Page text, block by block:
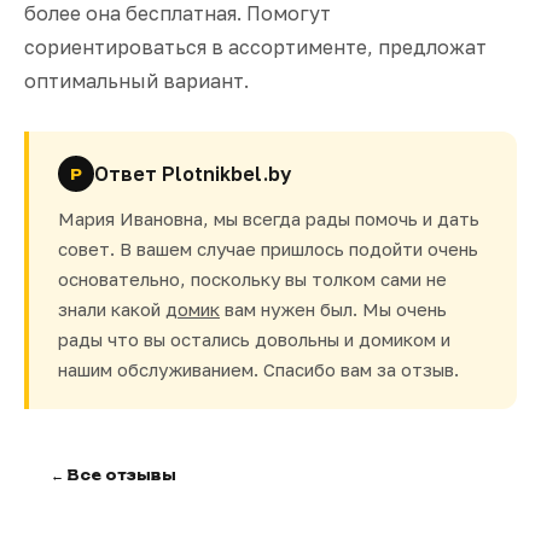
более она бесплатная. Помогут
сориентироваться в ассортименте, предложат
оптимальный вариант.
P Ответ Plotnikbel.by
Мария Ивановна, мы всегда рады помочь и дать
совет. В вашем случае пришлось подойти очень
основательно, поскольку вы толком сами не
знали какой домик вам нужен был. Мы очень
рады что вы остались довольны и домиком и
нашим обслуживанием. Спасибо вам за отзыв.
← Все отзывы